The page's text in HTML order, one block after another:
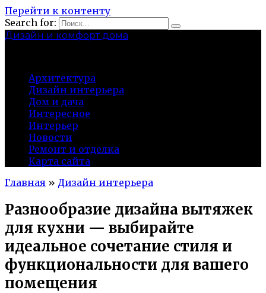
Перейти к контенту
Search for:
Дизайн и комфорт дома
Архитектура
Дизайн интерьера
Дом и дача
Интересное
Интерьер
Новости
Ремонт и отделка
Карта сайта
Главная » Дизайн интерьера
Разнообразие дизайна вытяжек
для кухни — выбирайте
идеальное сочетание стиля и
функциональности для вашего
помещения